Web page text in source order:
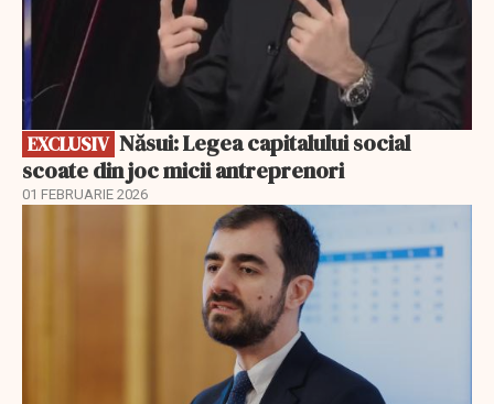
EXCLUSIV
scoate din joc micii antreprenori
01 FEBRUARIE 2026